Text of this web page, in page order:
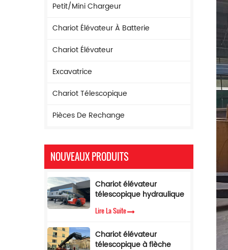
Petit/mini Chargeur
Chariot Élévateur À Batterie
Chariot Élévateur
Excavatrice
Chariot Télescopique
Pièces De Rechange
NOUVEAUX PRODUITS
Chariot élévateur
télescopique hydraulique
hauteur de levage
télescopique de 5 tonnes
avec limiteur de couple
Lire La Suite
Chariot élévateur
télescopique à flèche